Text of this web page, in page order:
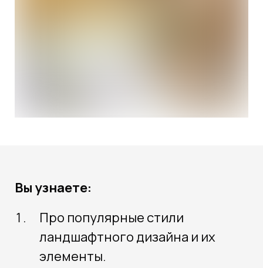
Вы узнаете:
Про популярные стили
ландшафтного дизайна и их
элементы.